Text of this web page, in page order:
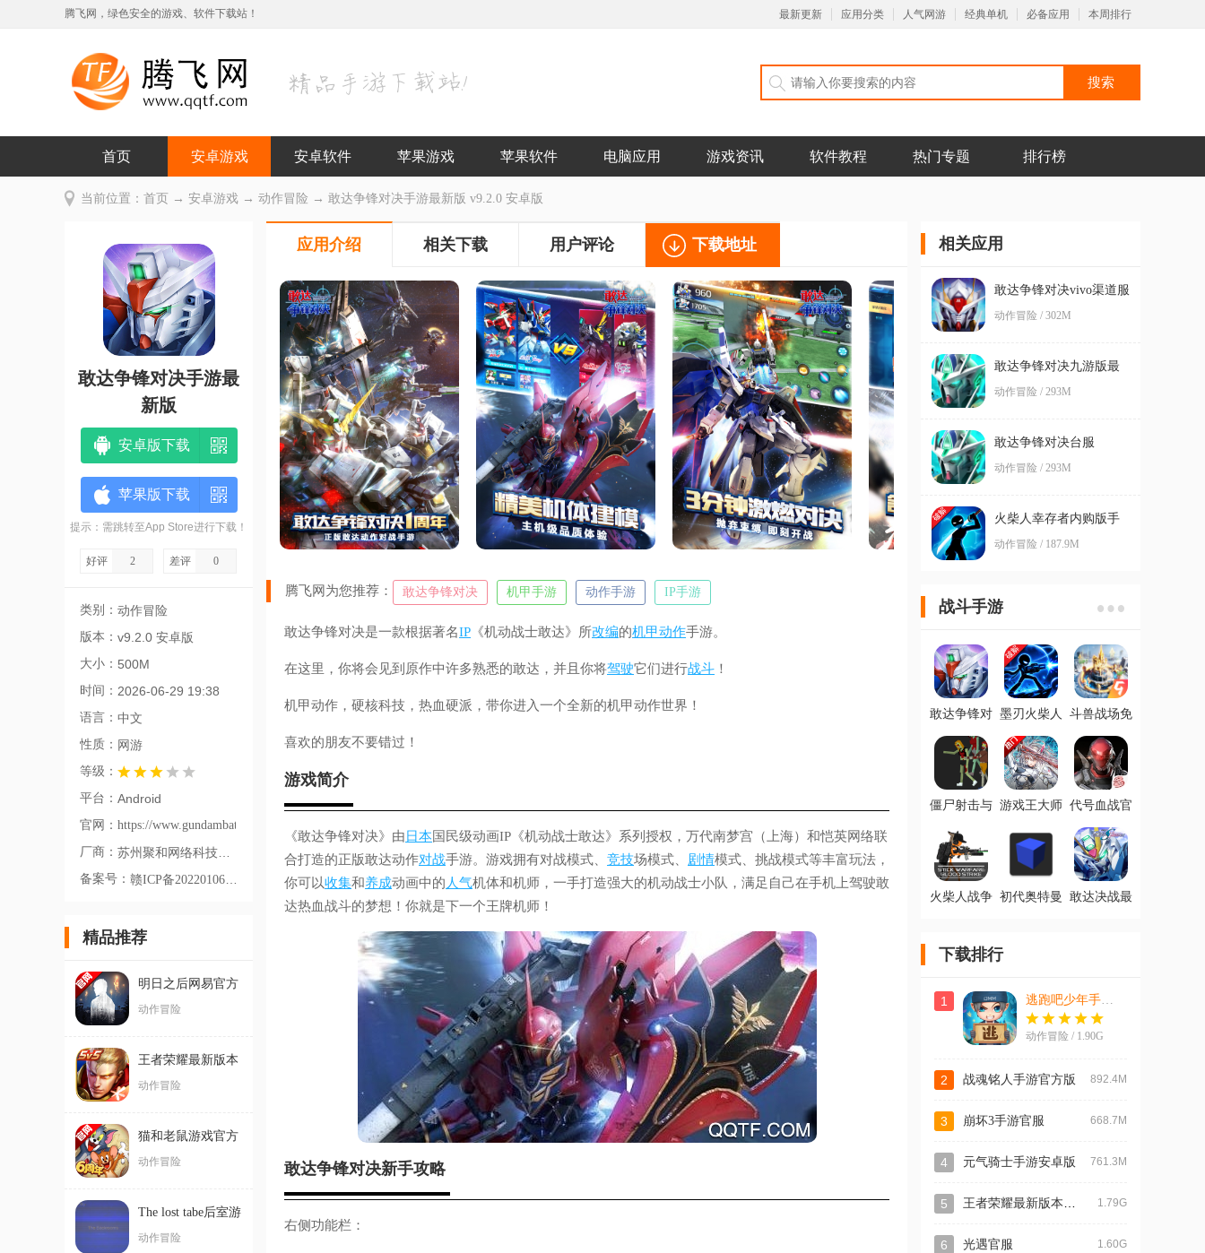
腾飞网，绿色安全的游戏、软件下载站！ 最新更新 应用分类 人气网游 经典单机 必备应用 本周排行
首页 安卓游戏 安卓软件 苹果游戏 苹果软件 电脑应用 游戏资讯 软件教程 热门专题 排行榜
当前位置： 首页 → 安卓游戏 → 动作冒险 → 敢达争锋对决手游最新版 v9.2.0 安卓版
敢达争锋对决手游最
新版
安卓版下载
苹果版下载
提示：需跳转至App Store进行下载！
好评 2 差评 0
类别： 动作冒险
版本： v9.2.0 安卓版
大小： 500M
时间： 2026-06-29 19:38
语言： 中文
性质： 网游
等级：
平台： Android
官网： https://www.gundambattle.com/
厂商： 苏州聚和网络科技有限公司
备案号： 赣ICP备2022010635号-4A
精品推荐
明日之后网易官方
版官服
动作冒险
王者荣耀最新版本
2026
动作冒险
猫和老鼠游戏官方
版
动作冒险
The lost tabe后室游
戏安卓版
动作冒险
应用介绍 相关下载 用户评论 下载地址
腾飞网为您推荐： 敢达争锋对决 机甲手游 动作手游 IP手游
敢达争锋对决是一款根据著名IP 《机动战士敢达》所改编的机甲动作手游。
在这里，你将会见到原作中许多熟悉的敢达，并且你将驾驶它们进行战斗 ！
机甲动作，硬核科技，热血硬派，带你进入一个全新的机甲动作世界！
喜欢的朋友不要错过！
游戏简介
《敢达争锋对决》由 日本 国民级动画IP《机动战士敢达》系列授权，万代南梦宫（上海）和恺英网络联
合打造的正版敢达动作对战手游。游戏拥有对战模式、 竞技场模式、 剧情模式、挑战模式等丰富玩法，
你可以收集和养成动画中的 人气机体和机师，一手打造强大的机动战士小队，满足自己在手机上驾驶敢
达热血战斗的梦想！你就是下一个王牌机师！
敢达争锋对决新手攻略
右侧功能栏：
相关应用
敢达争锋对决vivo渠道服
动作冒险 / 302M
敢达争锋对决九游版最
新版
动作冒险 / 293M
敢达争锋对决台服
动作冒险 / 293M
火柴人幸存者内购版手
游Stickman Survivor
动作冒险 / 187.9M
战斗手游
敢达争锋对
版
墨刃火柴人
斗兽战场免
僵尸射击与
新版(They
Are Coming)
游戏王大师
(Master
Duel)
代号血战官
BloodStrike)
火柴人战争
Blood Strike)
初代奥特曼
敢达决战最
下载排行
1 逃跑吧少年手游最新版
动作冒险 / 1.90G
2 战魂铭人手游官方版 892.4M
3 崩坏3手游官服 668.7M
4 元气骑士手游安卓版 761.3M
5 1.79G
6 光遇官服 1.60G